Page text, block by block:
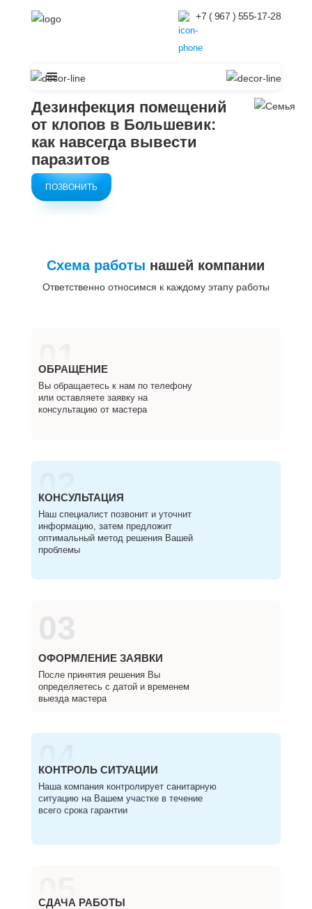
+7 ( 967 ) 555-17-28
Дезинфекция помещений
от клопов в Большевик:
как навсегда вывести
паразитов
ПОЗВОНИТЬ
Схема работы нашей компании
Ответственно относимся к каждому этапу работы
01
ОБРАЩЕНИЕ
Вы обращаетесь к нам по телефону
или оставляете заявку на
консультацию от мастера
02
КОНСУЛЬТАЦИЯ
Наш специалист позвонит и уточнит
информацию, затем предложит
оптимальный метод решения Вашей
проблемы
ОФОРМЛЕНИЕ ЗАЯВКИ
После принятия решения Вы
определяетесь с датой и временем
выезда мастера
04
КОНТРОЛЬ СИТУАЦИИ
Наша компания контролирует санитарную
ситуацию на Вашем участке в течение
всего срока гарантии
05
СДАЧА РАБОТЫ